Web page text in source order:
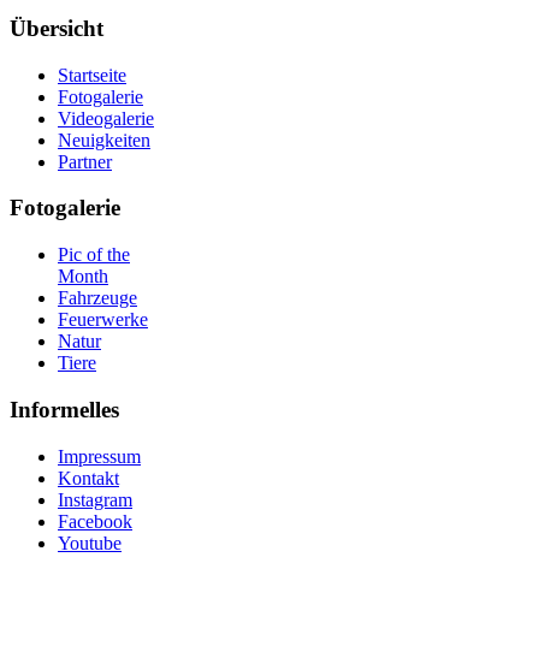
Übersicht
Startseite
Fotogalerie
Videogalerie
Neuigkeiten
Partner
Fotogalerie
Pic of the
Month
Fahrzeuge
Feuerwerke
Natur
Tiere
Informelles
Impressum
Kontakt
Instagram
Facebook
Youtube